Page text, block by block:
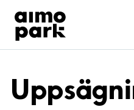
Hitta parkering
Samarbete
Kundservice